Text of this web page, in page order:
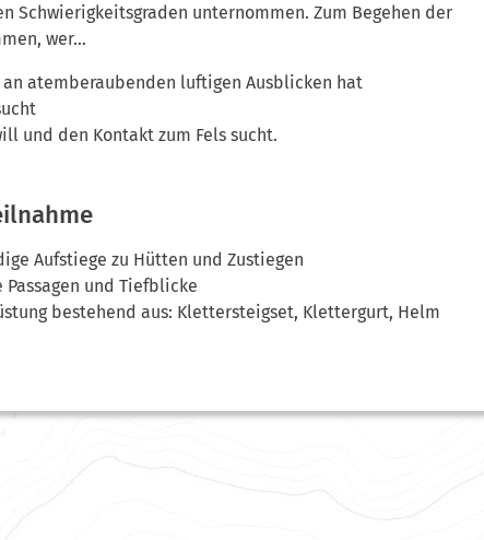
Schwierigkeitsgraden unternommen. Zum Begehen der
wer…
atemberaubenden luftigen Ausblicken hat
und den Kontakt zum Fels sucht.
Aufstiege zu Hütten und Zustiegen
und Tiefblicke
bestehend aus: Klettersteigset, Klettergurt, Helm